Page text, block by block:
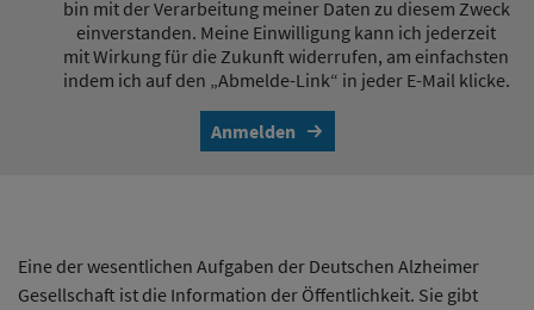
bin mit der Verarbeitung meiner Daten zu diesem Zweck
einverstanden. Meine Einwilligung kann ich jederzeit
mit Wirkung für die Zukunft widerrufen, am einfachsten
indem ich auf den „Abmelde-Link“ in jeder E-Mail klicke.
Anmelden
Eine der wesentlichen Aufgaben der Deutschen Alzheimer
Gesellschaft ist die Information der Öffentlichkeit. Sie gibt